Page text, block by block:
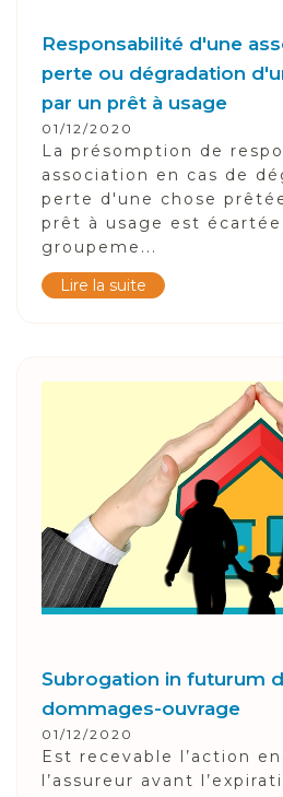
Responsabilité d'une
perte ou dégradation
par un prêt à usage
01/12/2020
La présomption de
association en cas de
perte d'une chose
prêt à usage est
groupeme...
Lire la suite
Subrogation in futurum
dommages-ouvrage
01/12/2020
Est recevable l’action
l’assureur avant